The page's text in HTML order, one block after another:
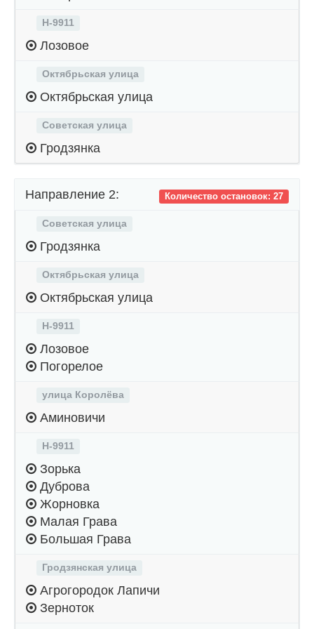
Н-9911
Лозовое
Октябрьская улица
Октябрьская улица
Советская улица
Гродзянка
Количество остановок: 27
Направление 2:
Советская улица
Гродзянка
Октябрьская улица
Октябрьская улица
Н-9911
Лозовое
Погорелое
улица Королёва
Аминовичи
Н-9911
Зорька
Дуброва
Жорновка
Малая Грава
Большая Грава
Гродзянская улица
Агрогородок Лапичи
Зерноток